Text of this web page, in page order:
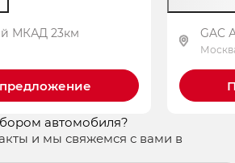
МКАД 23км GAC
автомобиля?
и мы свяжемся с вами в